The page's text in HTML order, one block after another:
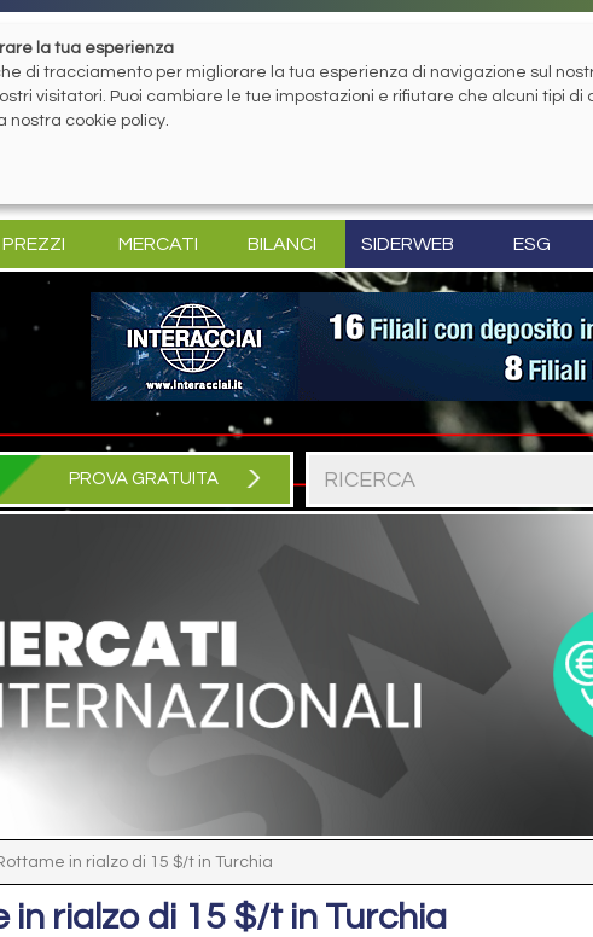
PREZZI MERCATI BILANCI SIDERWEB ESG
PROVA GRATUITA
in rialzo di 15 $/t in Turchia
in rialzo di 15 $/t in Turchia
la tua esperienza
di tracciamento per migliorare la tua esperienza di navigazione sul
visitatori. Puoi cambiare le tue impostazioni e rifiutare che alcuni tipi
nostra cookie policy.